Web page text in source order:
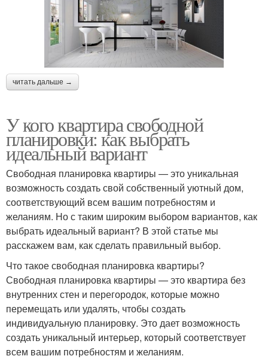
читать дальше →
У кого квартира свободной
планировки: как выбрать
идеальный вариант
Свободная планировка квартиры — это уникальная
возможность создать свой собственный уютный дом,
соответствующий всем вашим потребностям и
желаниям. Но с таким широким выбором вариантов, как
выбрать идеальный вариант? В этой статье мы
расскажем вам, как сделать правильный выбор.
Что такое свободная планировка квартиры?
Свободная планировка квартиры — это квартира без
внутренних стен и перегородок, которые можно
перемещать или удалять, чтобы создать
индивидуальную планировку. Это дает возможность
создать уникальный интерьер, который соответствует
всем вашим потребностям и желаниям.